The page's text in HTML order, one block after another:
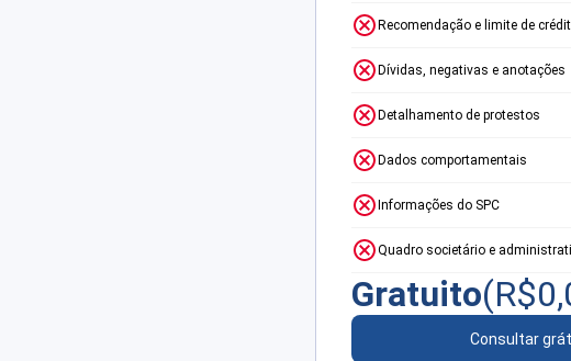
Recomendação e limite de
Dívidas, negativas e anotações
Detalhamento de protestos
Dados comportamentais
Informações do SPC
Quadro societário e
Gratuito(R$
Consultar